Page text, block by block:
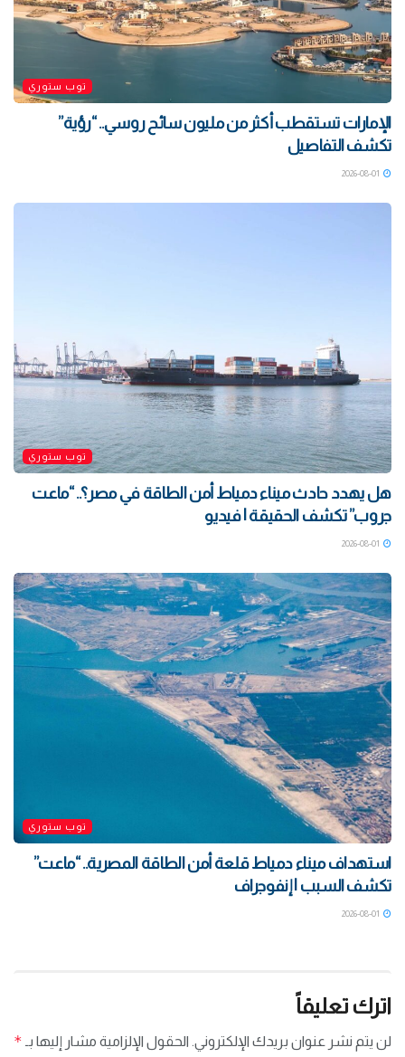
توب ستوري
الإمارات تستقطب أكثر من مليون سائح روسي.. “رؤية”
تكشف التفاصيل
توب ستوري
هل يهدد حادث ميناء دمياط أمن الطاقة في مصر؟.. “ماعت
جروب” تكشف الحقيقة | فيديو
توب ستوري
استهداف ميناء دمياط قلعة أمن الطاقة المصرية.. “ماعت”
تكشف السبب | إنفوجراف
اترك تعليقاً
لن يتم نشر عنوان بريدك الإلكتروني. الحقول الإلزامية مشار إليها بـ *